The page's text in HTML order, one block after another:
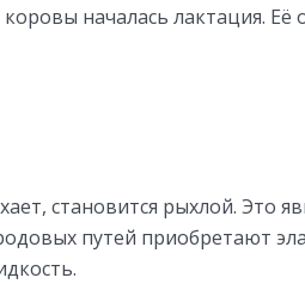
началась лактация. Её
становится рыхлой. Это
путей приобретают